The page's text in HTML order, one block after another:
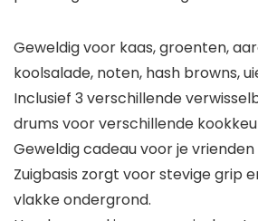
Geweldig voor kaas, groenten,
koolsalade, noten, hash browns,
Inclusief 3 verschillende
drums voor verschillende
Geweldig cadeau voor je
Zuigbasis zorgt voor stevige grip
vlakke ondergrond.